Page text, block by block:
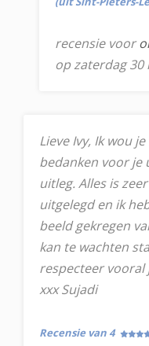
recensie voor
op zaterdag 30
Lieve Ivy, Ik wou
bedanken voor je
uitleg. Alles is
uitgelegd en ik
beeld gekregen
kan te wachten
respecteer vooral
xxx Sujadi
Recensie van 4